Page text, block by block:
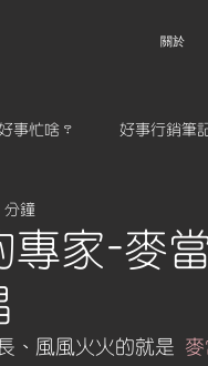
關於
事忙啥？ 好事行銷筆
專家-麥
鐘
、風風火火的就是